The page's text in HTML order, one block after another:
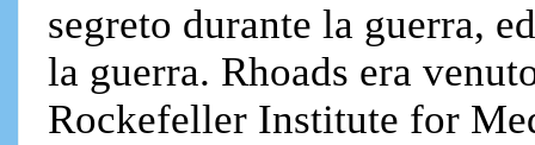
segreto durante la guerra,
la guerra. Rhoads era
Rockefeller Institute for